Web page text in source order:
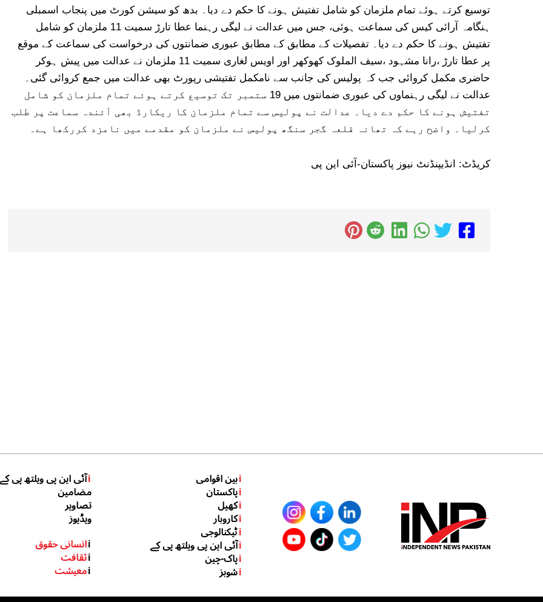
توسیع کرتے ہوئے تمام ملزمان کو شامل تفتیش ہونے کا حکم دے دیا۔ بدھ کو سیشن کورٹ میں پنجاب اسمبلی
ہنگامہ آرائی کیس کی سماعت ہوئی، جس میں عدالت نے لیگی رہنما عطا تارڑ سمیت 11 ملزمان کو شامل
تفتیش ہونے کا حکم دے دیا۔ تفصیلات کے مطابق کے مطابق عبوری ضمانتوں کی درخواست کی سماعت کے موقع
پر عطا تارڑ ،رانا مشہود ،سیف الملوک کھوکھر اور اویس لغاری سمیت 11 ملزمان نے عدالت میں پیش ہوکر
حاضری مکمل کروائی جب کہ پولیس کی جانب سے نامکمل تفتیشی رپورٹ بھی عدالت میں جمع کروائی گئی۔
عدالت نے لیگی رہنماوں کی عبوری ضمانتوں میں 19 ستمبر تک توسیع کرتے ہوئے تمام ملزمان کو شامل
تفتیش ہونے کا حکم دے دیا۔ عدالت نے پولیس سے تمام ملزمان کا ریکارڈ بھی آئندہ سماعت پر طلب
کرلیا۔ واضح رہے کہ تھانہ قلعہ گجر سنگھ پولیس نے ملزمان کو مقدمے میں نامزد کررکھا ہے۔
کریڈٹ: انڈیپنڈنٹ نیوز پاکستان-آئی این پی
iبین اقوامی
iپاکستان
iکھیل
iکاروبار
iٹیکنالوجی
iآئی این پی ویلتھ پی کے
iپاک-چین
iشوبز
iآئی این پی ویلتھ پی کے
مضامین
تصاویر
ویڈیوز
iانسانی حقوق
iثقافت
iمعیشت